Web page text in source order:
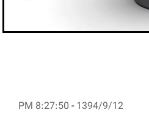
1394/9/12
-
8:27:50 PM